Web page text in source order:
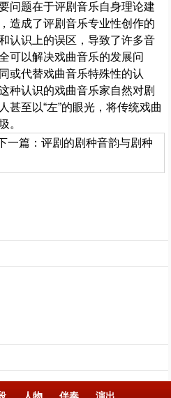
问题在于评剧音乐自身理论建
造成了评剧音乐专业性创作的
认识上的误区，导致了许多音
可以解决戏曲音乐的发展问
或代替戏曲音乐特殊性的认
种认识的戏曲音乐家自然对剧
甚至以“左”的眼光，将传统戏曲
。
一篇：评剧的剧种音韵与剧种